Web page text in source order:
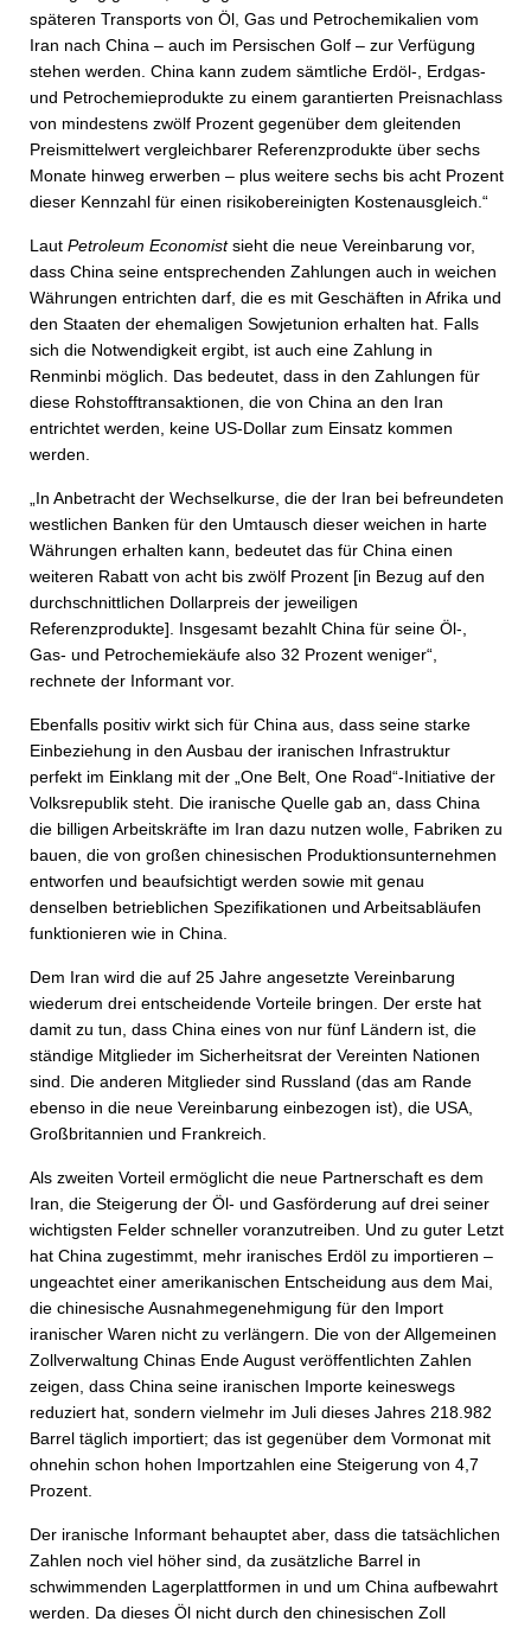
späteren Transports von Öl, Gas und Petrochemikalien vom
Iran nach China – auch im Persischen Golf – zur Verfügung
stehen werden. China kann zudem sämtliche Erdöl-, Erdgas-
und Petrochemieprodukte zu einem garantierten Preisnachlass
von mindestens zwölf Prozent gegenüber dem gleitenden
Preismittelwert vergleichbarer Referenzprodukte über sechs
Monate hinweg erwerben – plus weitere sechs bis acht Prozent
dieser Kennzahl für einen risikobereinigten Kostenausgleich.“
Laut Petroleum Economistsieht die neue Vereinbarung vor,
dass China seine entsprechenden Zahlungen auch in weichen
Währungen entrichten darf, die es mit Geschäften in Afrika und
den Staaten der ehemaligen Sowjetunion erhalten hat. Falls
sich die Notwendigkeit ergibt, ist auch eine Zahlung in
Renminbi möglich. Das bedeutet, dass in den Zahlungen für
diese Rohstofftransaktionen, die von China an den Iran
entrichtet werden, keine US-Dollar zum Einsatz kommen
werden.
„In Anbetracht der Wechselkurse, die der Iran bei befreundeten
westlichen Banken für den Umtausch dieser weichen in harte
Währungen erhalten kann, bedeutet das für China einen
weiteren Rabatt von acht bis zwölf Prozent [in Bezug auf den
durchschnittlichen Dollarpreis der jeweiligen
Referenzprodukte]. Insgesamt bezahlt China für seine Öl-,
Gas- und Petrochemiekäufe also 32 Prozent weniger“,
rechnete der Informant vor.
Ebenfalls positiv wirkt sich für China aus, dass seine starke
Einbeziehung in den Ausbau der iranischen Infrastruktur
perfekt im Einklang mit der „One Belt, One Road“-Initiative der
Volksrepublik steht. Die iranische Quelle gab an, dass China
die billigen Arbeitskräfte im Iran dazu nutzen wolle, Fabriken zu
bauen, die von großen chinesischen Produktionsunternehmen
entworfen und beaufsichtigt werden sowie mit genau
denselben betrieblichen Spezifikationen und Arbeitsabläufen
funktionieren wie in China.
Dem Iran wird die auf 25 Jahre angesetzte Vereinbarung
wiederum drei entscheidende Vorteile bringen. Der erste hat
damit zu tun, dass China eines von nur fünf Ländern ist, die
ständige Mitglieder im Sicherheitsrat der Vereinten Nationen
sind. Die anderen Mitglieder sind Russland (das am Rande
ebenso in die neue Vereinbarung einbezogen ist), die USA,
Großbritannien und Frankreich.
Als zweiten Vorteil ermöglicht die neue Partnerschaft es dem
Iran, die Steigerung der Öl- und Gasförderung auf drei seiner
wichtigsten Felder schneller voranzutreiben. Und zu guter Letzt
hat China zugestimmt, mehr iranisches Erdöl zu importieren –
ungeachtet einer amerikanischen Entscheidung aus dem Mai,
die chinesische Ausnahmegenehmigung für den Import
iranischer Waren nicht zu verlängern. Die von der Allgemeinen
Zollverwaltung Chinas Ende August veröffentlichten Zahlen
zeigen, dass China seine iranischen Importe keineswegs
reduziert hat, sondern vielmehr im Juli dieses Jahres 218.982
Barrel täglich importiert; das ist gegenüber dem Vormonat mit
ohnehin schon hohen Importzahlen eine Steigerung von 4,7
Prozent.
Der iranische Informant behauptet aber, dass die tatsächlichen
Zahlen noch viel höher sind, da zusätzliche Barrel in
schwimmenden Lagerplattformen in und um China aufbewahrt
werden. Da dieses Öl nicht durch den chinesischen Zoll